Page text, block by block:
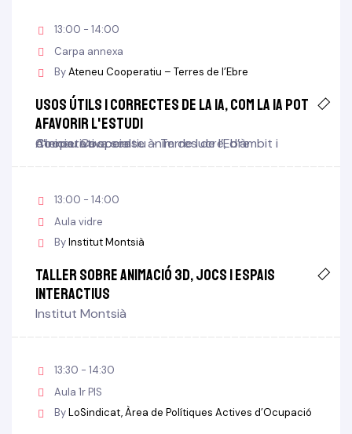
13:00 - 14:00
Carpa annexa
ByAteneu Cooperatiu – Terres de l’Ebre
Usos útils i correctes de la IA, com la IA pot
afavorir l'estudi
Ateneu Cooperatiu – Terres de l’Ebre
Cooperativa sense ànim de lucre, d’àmbit i d’iniciativa social
13:00 - 14:00
Aula vidre
ByInstitut Montsià
Taller sobre Animació 3D, jocs i espais
interactius
Institut Montsià
13:30 - 14:30
Aula 1r PIS
ByLoSindicat Àrea de Polítiques Actives d’Ocupació